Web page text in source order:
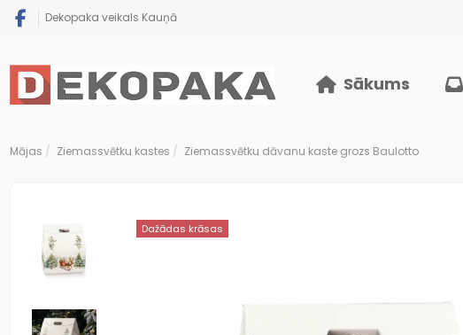
Dekopaka veikals Kauņā
Sākums
Mājas Ziemassvētku kastes Ziemassvētku dāvanu kaste grozs Baulotto
Dažādas krāsas